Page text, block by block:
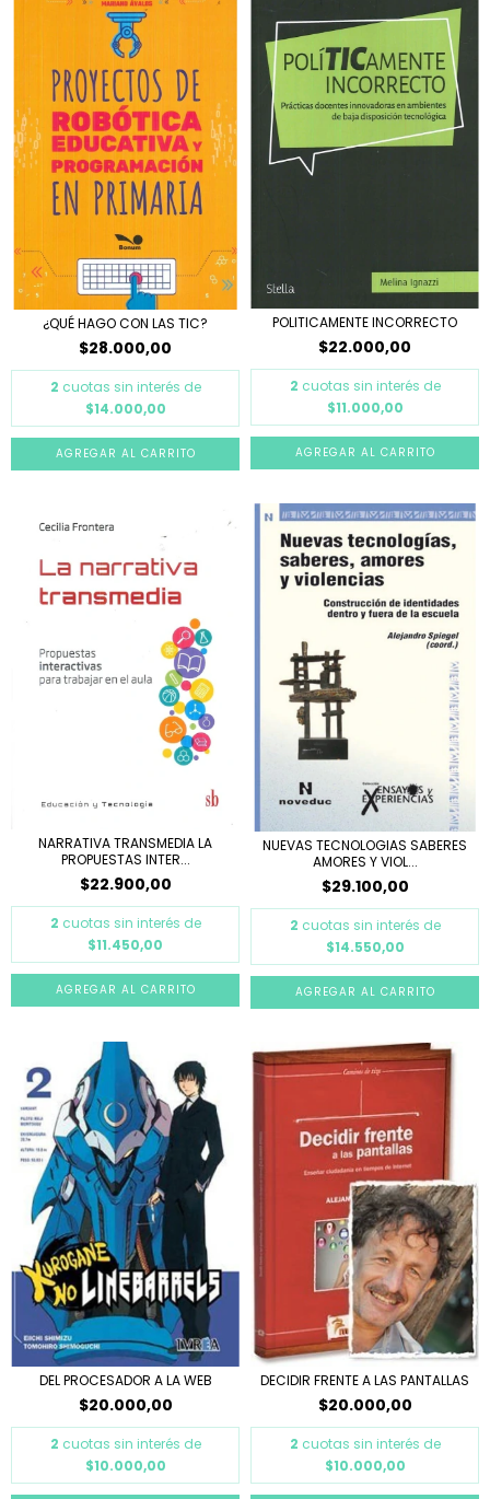
¿QUÉ HAGO CON LAS TIC?
$28.000,00
2 cuotas sin interés de
$14.000,00
POLITICAMENTE INCORRECTO
$22.000,00
2 cuotas sin interés de
$11.000,00
NARRATIVA TRANSMEDIA LA
PROPUESTAS INTER...
$22.900,00
2 cuotas sin interés de
$11.450,00
NUEVAS TECNOLOGIAS SABERES
AMORES Y VIOL...
$29.100,00
2 cuotas sin interés de
$14.550,00
DEL PROCESADOR A LA WEB
$20.000,00
2 cuotas sin interés de
$10.000,00
DECIDIR FRENTE A LAS PANTALLAS
$20.000,00
2 cuotas sin interés de
$10.000,00